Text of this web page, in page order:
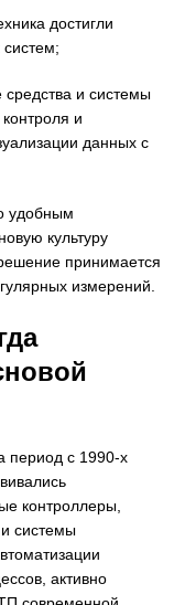
достигли
систем;
и системы
и
данных с
удобным
культуру
принимается
измерений.
период с 1990-х
контроллеры,
системы
активно